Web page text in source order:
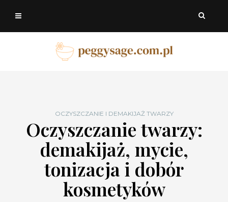
OCZYSZCZANIE I DEMAKIJAŻ TWARZY
Oczyszczanie twarzy:
demakijaż, mycie,
tonizacja i dobór
kosmetyków